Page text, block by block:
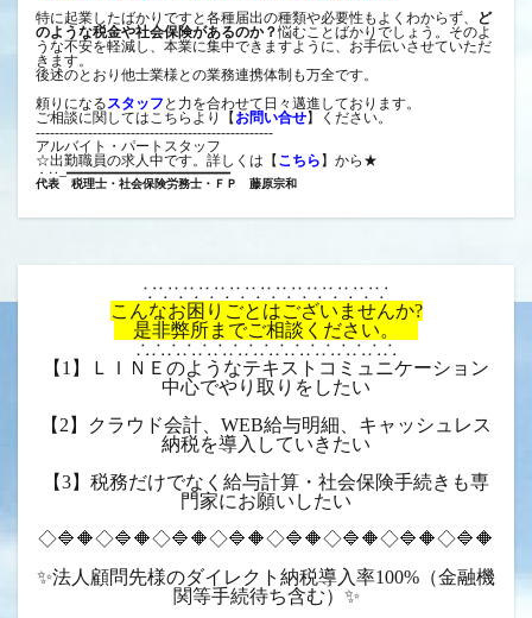
特に起業したばかりですと各種届出の種類や必要性もよくわからず、
ど
のような税金や社会保険があるのか？悩むことばかりでしょう。そのよ
うな不安を軽減し、本業に集中できますように、お手伝いさせていただ
きます。
後述のとおり他士業様との業務連携体制も万全です。
頼りになるスタッフ と力を合わせて日々邁進しております。
ご相談に関してはこちらより【 お問い合せ】ください。
--------------------------------------------------
アルバイト・パートスタッフ
☆出勤職員の求人中です。詳しくは【 こちら 】から★
代表　税理士・社会保険労務士・ＦＰ　藤原宗和
∵∵∵∵∵∵∵∵∵∵∵∵∵∵∵∵
こんなお困りごとはございませんか?
是非弊所までご相談ください。
∴∴∴∴∴∴∴∴∴∴∴∴∴∴∴∴∴
【1】ＬＩＮＥのようなテキストコミュニケーション
中心でやり取りをしたい
【2】クラウド会計、WEB給与明細、キャッシュレス
納税を導入していきたい
【3】税務だけでなく給与計算・社会保険手続きも専
門家にお願いしたい
◇🔷🔶◇🔷🔶◇🔷🔶◇🔷🔶◇🔷🔶◇🔷🔶◇🔷🔶◇🔷🔶
✨法人顧問先様のダイレクト納税導入率100%（金融機
関等手続待ち含む）✨